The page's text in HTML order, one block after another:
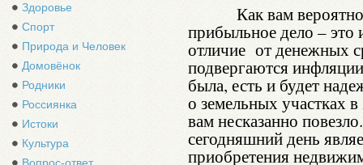
Здоровье
Спорт
Природа и Человек
Домовёнок
Родники
Россиянка
Истоки
Культура
Как вам вероятно,
прибыльное дело – это
отличие от денежных
подвергаются
была, есть и будет
о земельных участках
вам несказанно
сегодняшний день
приобретения